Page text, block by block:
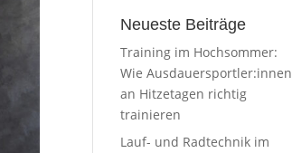
Neueste Beiträge
Training im Hochsommer:
Wie Ausdauersportler:innen
an Hitzetagen richtig
trainieren
Lauf- und Radtechnik im